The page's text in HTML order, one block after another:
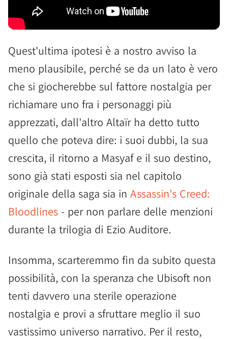
Quest'ultima ipotesi è a nostro avviso la
meno plausibile, perché se da un lato è vero
che si giocherebbe sul fattore nostalgia per
richiamare uno fra i personaggi più
apprezzati, dall'altro Altaïr ha detto tutto
quello che poteva dire: i suoi dubbi, la sua
crescita, il ritorno a Masyaf e il suo destino,
sono già stati esposti sia nel capitolo
originale della saga sia in Assassin's Creed:
Bloodlines - per non parlare delle menzioni
durante la trilogia di Ezio Auditore.
Insomma, scarteremmo fin da subito questa
possibilità, con la speranza che Ubisoft non
tenti davvero una sterile operazione
nostalgia e provi a sfruttare meglio il suo
vastissimo universo narrativo. Per il resto,